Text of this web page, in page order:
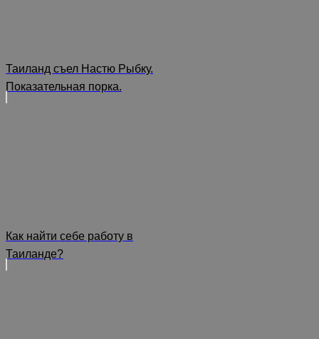
Таиланд съел Настю Рыбку.
Показательная порка.
Как найти себе работу в
Таиланде?